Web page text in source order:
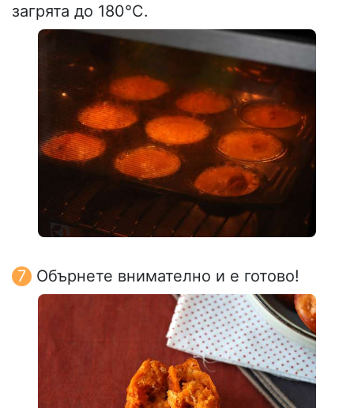
загрята до 180°C.
Обърнете внимателно и е готово!